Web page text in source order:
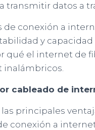
transmitir datos a
conexión a
y
qué el internet de
inalámbricos.
cableado de
principales
conexión a